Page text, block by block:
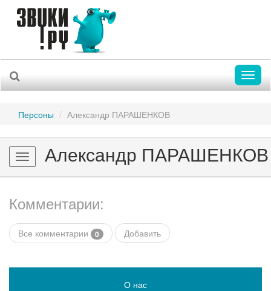
Персоны Александр ПАРАШЕНКОВ
Toggle
navigation
Александр ПАРАШЕНКОВ
Комментарии:
Все комментарии 0 Добавить
О нас